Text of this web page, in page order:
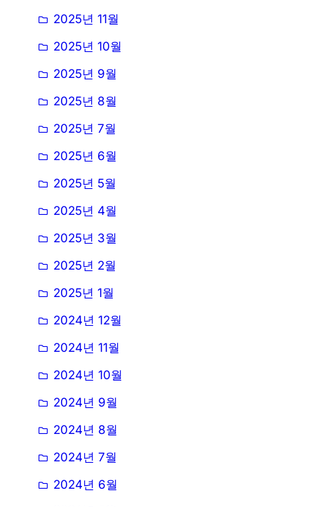
2025년 11월
2025년 10월
2025년 9월
2025년 8월
2025년 7월
2025년 6월
2025년 5월
2025년 4월
2025년 3월
2025년 2월
2025년 1월
2024년 12월
2024년 11월
2024년 10월
2024년 9월
2024년 8월
2024년 7월
2024년 6월